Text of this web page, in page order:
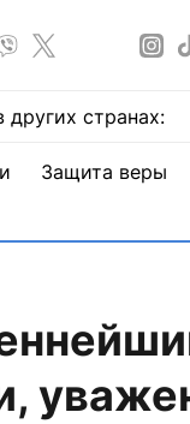
странах:
Защита веры